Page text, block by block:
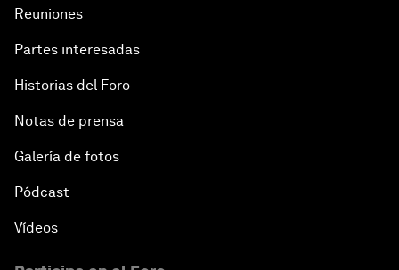
Reuniones
Partes interesadas
Historias del Foro
Notas de prensa
Galería de fotos
Pódcast
Vídeos